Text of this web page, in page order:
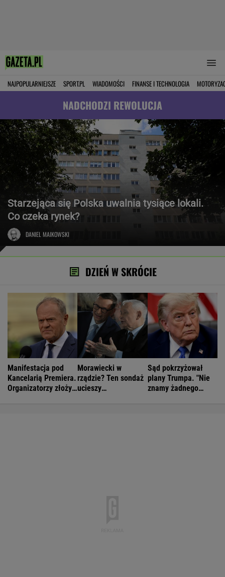
NAJPOPULARNIEJSZE SPORT.PL WIADOMOŚCI FINANSE I TECHNOLOGIA
NADCHODZI REWOLUCJA
Starzejąca się Polska uwalnia tysiące lokali.
Co czeka rynek?
DANIEL MAIKOWSKI
DZIEŃ W SKRÓCIE
Manifestacja pod
Kancelarią Premiera.
Organizatorzy złożyli
Morawiecki w
rządzie? Ten sondaż
ucieszy
Sąd pokrzyżował
plany Trumpa. "Nie
znamy żadnego